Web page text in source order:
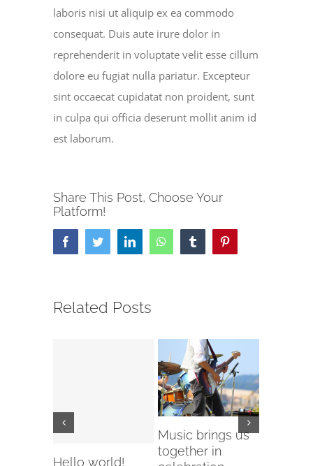
laboris nisi ut aliquip ex ea commodo
consequat. Duis aute irure dolor in
reprehenderit in voluptate velit esse cillum
dolore eu fugiat nulla pariatur. Excepteur
sint occaecat cupidatat non proident, sunt
in culpa qui officia deserunt mollit anim id
est laborum.
Share This Post, Choose Your
Platform!
FacebookTwitterLinkedInWhatsAppTumblr
Related Posts
Hello world!
Music brings us
together in